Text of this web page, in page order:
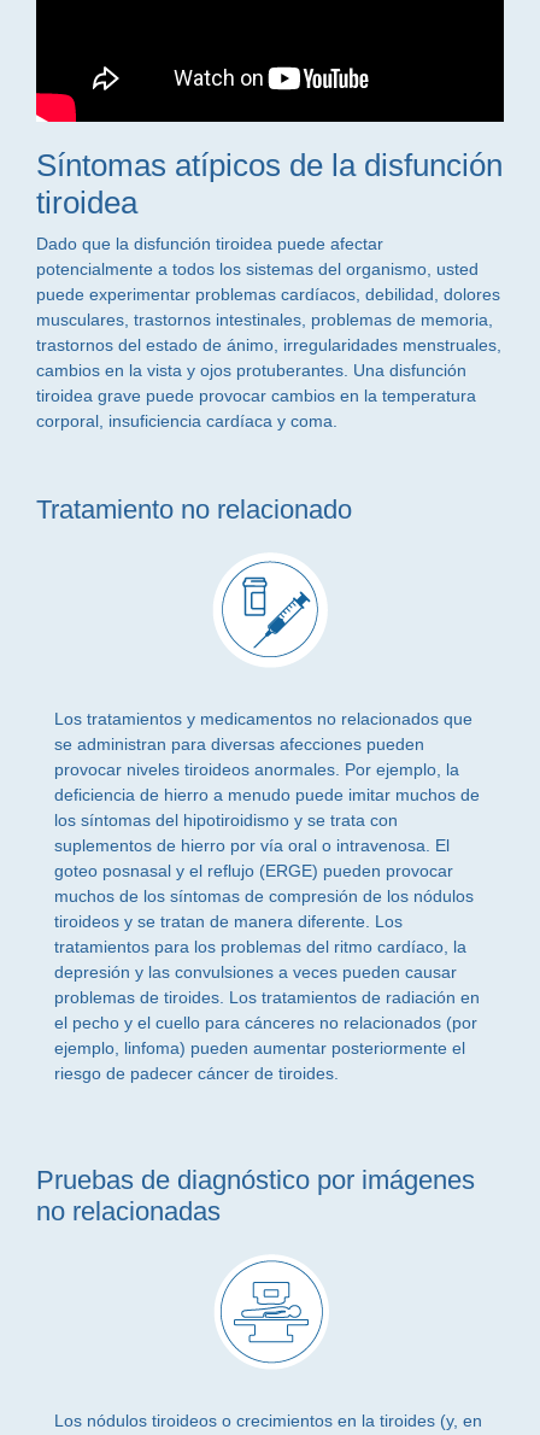
Aumento de la frecuencia de abortos
experimentan inflamación, hinchazón y protrusión de los
ojos (oftalmopatía de Graves o enfermedad ocular
tiroidea) Los signos comunes de la oftalmopatía de
Ojos protuberantes
Párpados hinchados o retraídos
Presión o dolor en los ojos
Ojos enrojecidos o inflamados
Sensibilidad a la luz
Visión doble
Síntomas atípicos de la disfunción
tiroidea
Dado que la disfunción tiroidea puede afectar
potencialmente a todos los sistemas del organismo, usted
puede experimentar problemas cardíacos, debilidad, dolores
musculares, trastornos intestinales, problemas de memoria,
trastornos del estado de ánimo, irregularidades menstruales,
cambios en la vista y ojos protuberantes. Una disfunción
tiroidea grave puede provocar cambios en la temperatura
corporal, insuficiencia cardíaca y coma.
Tratamiento no relacionado
Los tratamientos y medicamentos no relacionados que
se administran para diversas afecciones pueden
provocar niveles tiroideos anormales. Por ejemplo, la
deficiencia de hierro a menudo puede imitar muchos de
los síntomas del hipotiroidismo y se trata con
suplementos de hierro por vía oral o intravenosa. El
goteo posnasal y el reflujo (ERGE) pueden provocar
muchos de los síntomas de compresión de los nódulos
tiroideos y se tratan de manera diferente. Los
tratamientos para los problemas del ritmo cardíaco, la
depresión y las convulsiones a veces pueden causar
problemas de tiroides. Los tratamientos de radiación en
el pecho y el cuello para cánceres no relacionados (por
ejemplo, linfoma) pueden aumentar posteriormente el
riesgo de padecer cáncer de tiroides.
Pruebas de diagnóstico por imágenes
no relacionadas
Los nódulos tiroideos o crecimientos en la tiroides (y, en